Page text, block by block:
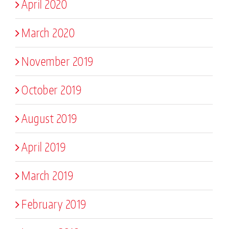
April 2020
March 2020
November 2019
October 2019
August 2019
April 2019
March 2019
February 2019